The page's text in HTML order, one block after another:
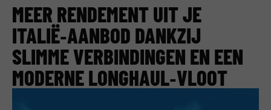
MEER RENDEMENT UIT JE
ITALIË‑AANBOD DANKZIJ
SLIMME VERBINDINGEN EN EEN
MODERNE LONGHAUL‑VLOOT